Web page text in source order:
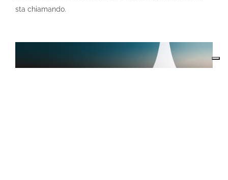
sta chiamando.